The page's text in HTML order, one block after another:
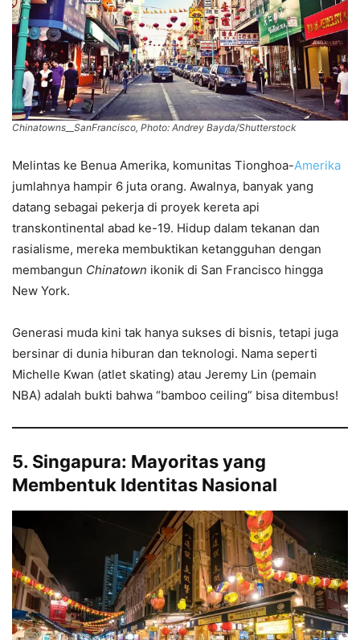
Chinatowns__SanFrancisco, Photo: Andrey Bayda/Shutterstock
Melintas ke Benua Amerika, komunitas Tionghoa-Amerika
jumlahnya hampir 6 juta orang. Awalnya, banyak yang
datang sebagai pekerja di proyek kereta api
transkontinental abad ke-19. Hidup dalam tekanan dan
rasialisme, mereka membuktikan ketangguhan dengan
membangun Chinatown ikonik di San Francisco hingga
New York.
Generasi muda kini tak hanya sukses di bisnis, tetapi juga
bersinar di dunia hiburan dan teknologi. Nama seperti
Michelle Kwan (atlet skating) atau Jeremy Lin (pemain
NBA) adalah bukti bahwa “bamboo ceiling” bisa ditembus!
5. Singapura: Mayoritas yang
Membentuk Identitas Nasional